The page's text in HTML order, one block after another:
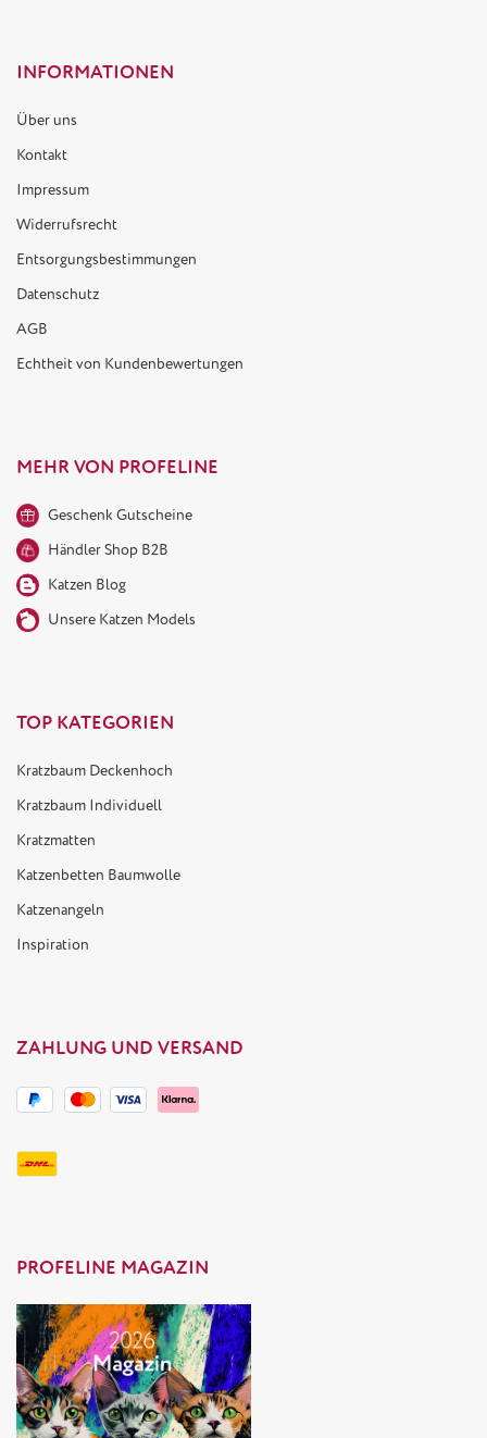
INFORMATIONEN
Über uns
Kontakt
Impressum
Widerrufsrecht
Entsorgungsbestimmungen
Datenschutz
AGB
Echtheit von Kundenbewertungen
MEHR VON PROFELINE
Geschenk Gutscheine
Händler Shop B2B
Katzen Blog
Unsere Katzen Models
TOP KATEGORIEN
Kratzbaum Deckenhoch
Kratzbaum Individuell
Kratzmatten
Katzenbetten Baumwolle
Katzenangeln
Inspiration
ZAHLUNG UND VERSAND
PROFELINE MAGAZIN